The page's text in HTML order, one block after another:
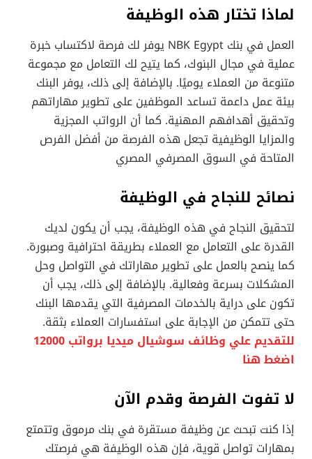
لماذا تختار هذه الوظيفة
العمل في بنك NBK Egypt يوفر لك فرصة لاكتساب خبرة
عملية في مجال البنوك، كما يتيح لك التعامل مع مجموعة
متنوعة من العملاء يوميًا. بالإضافة إلى ذلك، يوفر البنك
بيئة عمل داعمة تساعد الموظفين على تطوير مهاراتهم
وتحقيق أهدافهم المهنية. كما أن الرواتب المجزية
والمزايا الوظيفية تجعل هذه الفرصة من أفضل الفرص
المتاحة في السوق المصرفي المصري
نصائح للنجاح في الوظيفة
لتحقيق النجاح في هذه الوظيفة، يجب أن يكون لديك
القدرة على التعامل مع العملاء بطريقة احترافية وصبورة.
كما ينصح بالعمل على تطوير مهاراتك في التواصل وحل
المشكلات بسرعة وفعالية. بالإضافة إلى ذلك، يجب أن
تكون على دراية بالخدمات المصرفية التي يقدمها البنك
حتى تتمكن من الإجابة على استفسارات العملاء بثقة.
للتقديم علي وظائف سوشيال ميديا برواتب 12000
اضغط هنا
لا تفوت الفرصة وقدم الآن
إذا كنت تبحث عن وظيفة مستقرة في بنك مرموق وتتمتع
بمهارات تواصل قوية، فإن هذه الوظيفة هي فرصتك